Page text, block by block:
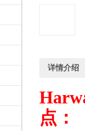
详情介绍
点：